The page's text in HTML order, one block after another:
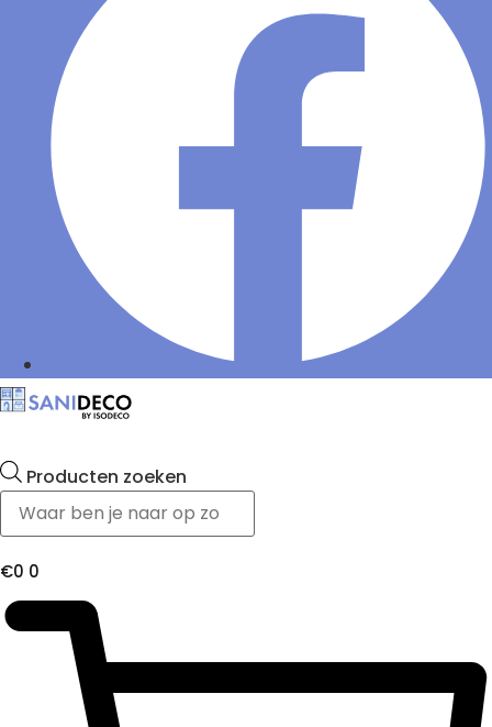
Producten zoeken
€0 0